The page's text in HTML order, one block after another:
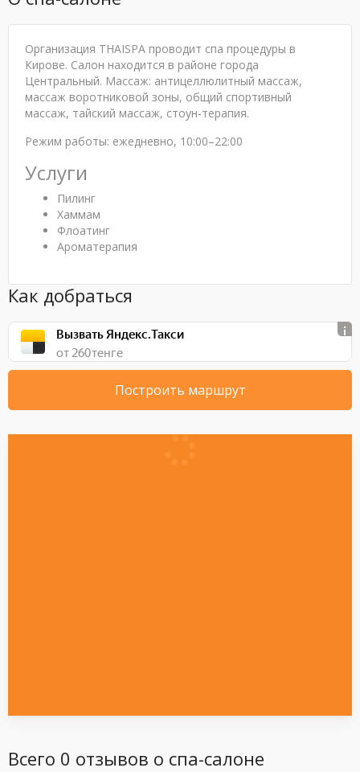
Организация THAISPA проводит спа процедуры в
Кирове. Салон находится в районе города
Центральный. Массаж: антицеллюлитный массаж,
массаж воротниковой зоны, общий спортивный
массаж, тайский массаж, стоун-терапия.
Режим работы: ежедневно, 10:00–22:00
Услуги
Пилинг
Хаммам
Флоатинг
Ароматерапия
Как добраться
Вызвать Яндекс.Такси
от 260 тенге
Построить маршрут
Всего 0 отзывов о спа-салоне